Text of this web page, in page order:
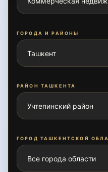
ГОРОДА И РАЙОНЫ
РАЙОН ТАШКЕНТА
ГОРОД ТАШКЕНТСКОЙ